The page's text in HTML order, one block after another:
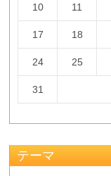
10 11
17 18
24 25
31
テーマ